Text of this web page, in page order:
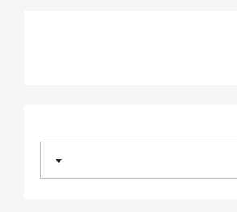
arrow_drop_down